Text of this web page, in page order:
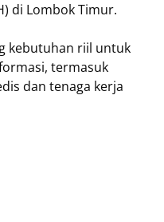
di Lombok Timur.
kebutuhan riil untuk
termasuk
dan tenaga kerja